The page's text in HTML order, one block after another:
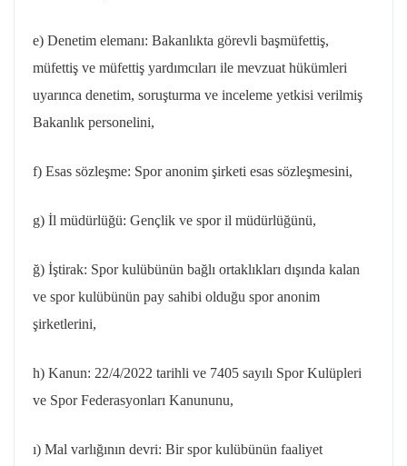
e) Denetim elemanı: Bakanlıkta görevli başmüfettiş,
müfettiş ve müfettiş yardımcıları ile mevzuat hükümleri
uyarınca denetim, soruşturma ve inceleme yetkisi verilmiş
Bakanlık personelini,
f) Esas sözleşme: Spor anonim şirketi esas sözleşmesini,
g) İl müdürlüğü: Gençlik ve spor il müdürlüğünü,
ğ) İştirak: Spor kulübünün bağlı ortaklıkları dışında kalan
ve spor kulübünün pay sahibi olduğu spor anonim
şirketlerini,
h) Kanun: 22/4/2022 tarihli ve 7405 sayılı Spor Kulüpleri
ve Spor Federasyonları Kanununu,
ı) Mal varlığının devri: Bir spor kulübünün faaliyet